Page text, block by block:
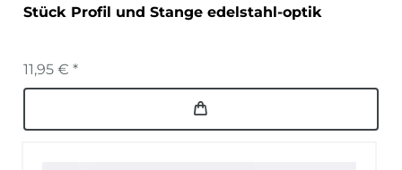
Stück Profil und Stange edelstahl-optik
11,95 € *